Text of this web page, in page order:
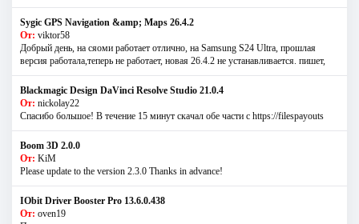
Sygic GPS Navigation &amp; Maps 26.4.2
От: viktor58
Добрый день, на сяоми работает отлично, на Samsung S24 Ultra, прошлая
версия работала,теперь не работает, новая 26.4.2 не устанавливается. пишет,
Blackmagic Design DaVinci Resolve Studio 21.0.4
От: nickolay22
Спасибо большое! В течение 15 минут скачал обе части с https://filespayouts
Boom 3D 2.0.0
От: KiM
Please update to the version 2.3.0 Thanks in advance!
IObit Driver Booster Pro 13.6.0.438
От: oven19